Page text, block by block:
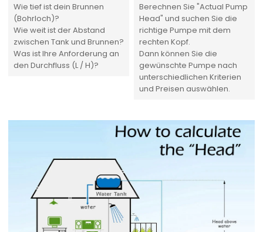
Wie tief ist dein Brunnen
(Bohrloch)?
Wie weit ist der Abstand
zwischen Tank und Brunnen?
Was ist Ihre Anforderung an
den Durchfluss (L / H)?
Berechnen Sie "Actual Pump
Head" und suchen Sie die
richtige Pumpe mit dem
rechten Kopf.
Dann können Sie die
gewünschte Pumpe nach
unterschiedlichen Kriterien
und Preisen auswählen.